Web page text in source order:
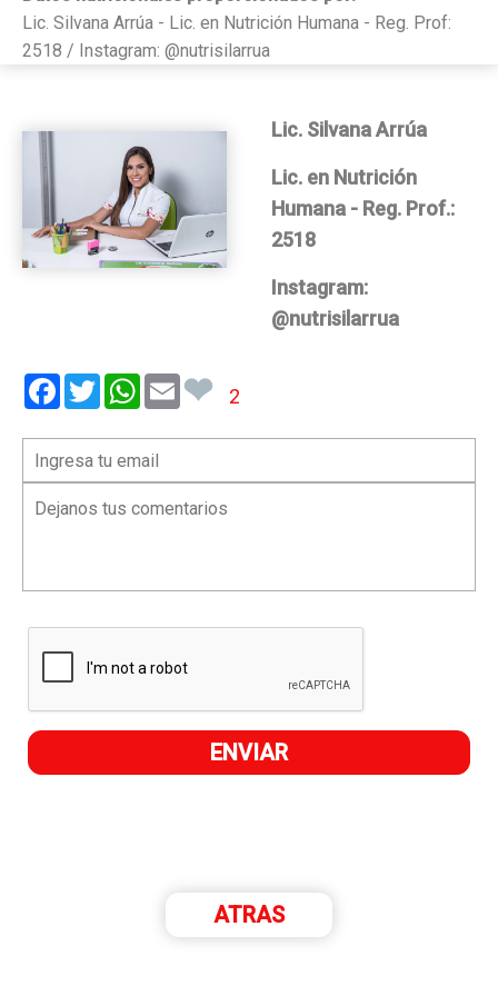
Lic. Silvana Arrúa - Lic. en Nutrición Humana - Reg. Prof:
2518 / Instagram: @nutrisilarrua
Lic. Silvana Arrúa
Lic. en Nutrición
Humana - Reg. Prof.:
2518
Instagram:
@nutrisilarrua
Facebook
TwitterWhatsApp
Email
❤ 2
ATRAS